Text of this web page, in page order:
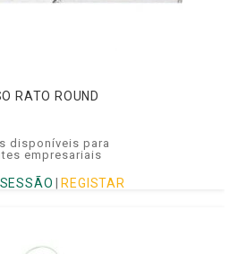
RATO ROUND
disponíveis para
empresariais
REGISTAR